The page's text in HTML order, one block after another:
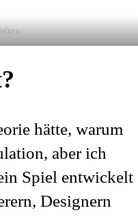
hätte, warum
aber ich
Spiel entwickelt
Designern